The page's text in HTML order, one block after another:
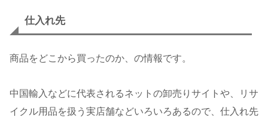
仕入れ先
商品をどこから買ったのか、の情報です。
中国輸入などに代表されるネットの卸売りサイトや、リサ
イクル用品を扱う実店舗などいろいろあるので、仕入れ先